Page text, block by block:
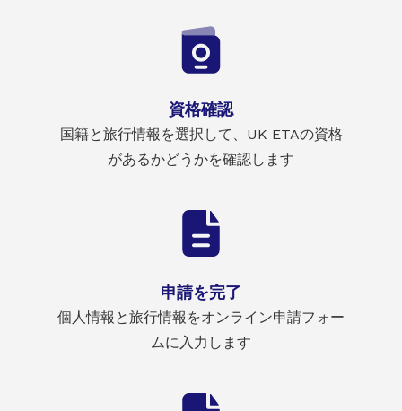
資格確認
国籍と旅行情報を選択して、UK ETAの資格
があるかどうかを確認します
申請を完了
個人情報と旅行情報をオンライン申請フォー
ムに入力します